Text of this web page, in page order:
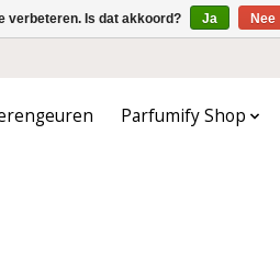
Parfumify Shop
verbeteren. Is dat akkoord? Ja Nee